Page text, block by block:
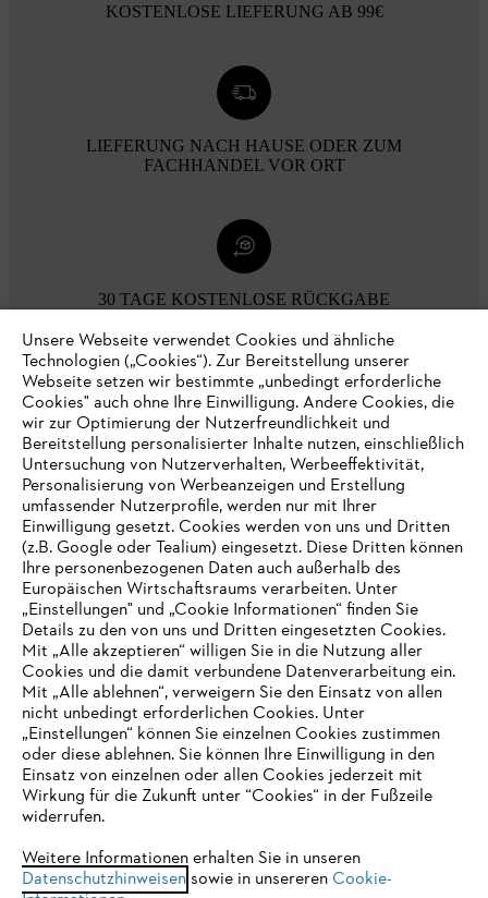
KOSTENLOSE LIEFERUNG AB 99€
LIEFERUNG NACH HAUSE ODER ZUM
FACHHANDEL VOR ORT
30 TAGE KOSTENLOSE RÜCKGABE
Zahlungsmöglichkeiten
Unternehmen
Online Shop
Service
IHR BROWSER WIRD NICHT
UNTERSTÜTZT
eine optimale Nutzung unserer Seite empfehlen wir Ihnen, zu
einem der folgenden Browser zu wechseln:
Unsere Webseite verwendet Cookies und ähnliche
Technologien („Cookies“). Zur Bereitstellung unserer
Webseite setzen wir bestimmte „unbedingt erforderliche
Cookies" auch ohne Ihre Einwilligung. Andere Cookies, die
wir zur Optimierung der Nutzerfreundlichkeit und
Bereitstellung personalisierter Inhalte nutzen, einschließlich
Untersuchung von Nutzerverhalten, Werbeeffektivität,
Personalisierung von Werbeanzeigen und Erstellung
umfassender Nutzerprofile, werden nur mit Ihrer
Einwilligung gesetzt. Cookies werden von uns und Dritten
(z.B. Google oder Tealium) eingesetzt. Diese Dritten können
Ihre personenbezogenen Daten auch außerhalb des
Europäischen Wirtschaftsraums verarbeiten. Unter
„Einstellungen" und „Cookie Informationen“ finden Sie
Details zu den von uns und Dritten eingesetzten Cookies.
Mit „Alle akzeptieren“ willigen Sie in die Nutzung aller
Cookies und die damit verbundene Datenverarbeitung ein.
Mit „Alle ablehnen“, verweigern Sie den Einsatz von allen
nicht unbedingt erforderlichen Cookies. Unter
„Einstellungen“ können Sie einzelnen Cookies zustimmen
oder diese ablehnen. Sie können Ihre Einwilligung in den
Einsatz von einzelnen oder allen Cookies jederzeit mit
Wirkung für die Zukunft unter “Cookies“ in der Fußzeile
widerrufen.
Weitere Informationen erhalten Sie in unseren
Datenschutzhinweisensowie in unsereren Cookie-